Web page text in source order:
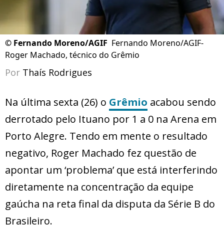
© Fernando Moreno/AGIF Fernando Moreno/AGIF-
Roger Machado, técnico do Grêmio
Por Thaís Rodrigues
Na última sexta (26) o Grêmio acabou sendo
derrotado pelo Ituano por 1 a 0 na Arena em
Porto Alegre. Tendo em mente o resultado
negativo, Roger Machado fez questão de
apontar um ‘problema’ que está interferindo
diretamente na concentração da equipe
gaúcha na reta final da disputa da Série B do
Brasileiro.